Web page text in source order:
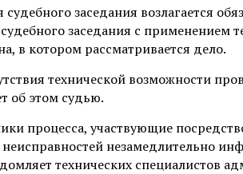
судебного заседания возлагается
заседания с применением
в котором рассматривается дело.
технической возможности
об этом судью.
процесса, участвующие
неисправностей незамедлительно
технических специалистов